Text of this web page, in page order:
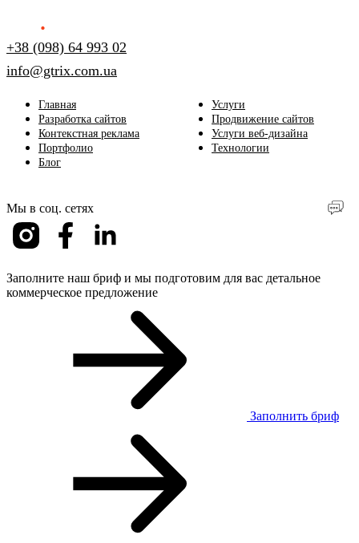
+38 (098) 64 993 02
info@gtrix.com.ua
Главная
Услуги
Разработка сайтов
Продвижение сайтов
Контекстная реклама
Услуги веб-дизайна
Портфолио
Технологии
Блог
Мы в соц. сетях
Заполните наш бриф и мы подготовим для вас детальное
коммерческое предложение
Заполнить бриф